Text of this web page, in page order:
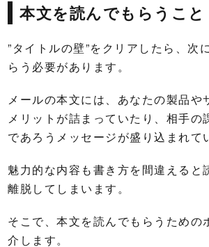
本文を読んでもらうこと
”タイトルの壁”をクリアしたら、次
らう必要があります。
メールの本文には、あなたの製品や
メリットが詰まっていたり、相手の
であろうメッセージが盛り込まれて
魅力的な内容も書き方を間違えると
離脱してしまいます。
そこで、本文を読んでもらうための
介します。